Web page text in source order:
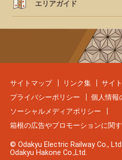
エリアガイド
サイトマップ リンク集
サイ
プライバシーポリシー
個人情報
ソーシャルメディアポリシー
箱根の広告やプロモーションに関
© Odakyu Electric Railway Co.,
Odakyu Hakone Co.,Ltd.